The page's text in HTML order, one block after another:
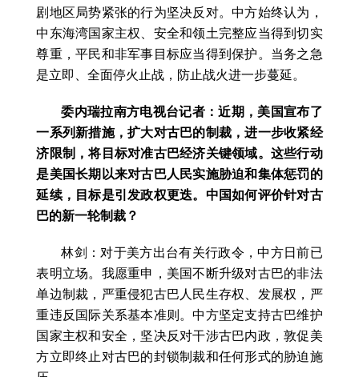
剧地区局势紧张的行为坚决反对。中方始终认为，
中东海湾国家主权、安全和领土完整应当得到切实
尊重，平民和非军事目标应当得到保护。当务之急
是立即、全面停火止战，防止战火进一步蔓延。
委内瑞拉南方电视台记者：近期，美国宣布了
一系列新措施，扩大对古巴的制裁，进一步收紧经
济限制，将目标对准古巴经济关键领域。这些行动
是美国长期以来对古巴人民实施胁迫和集体惩罚的
延续，目标是引发政权更迭。中国如何评价针对古
巴的新一轮制裁？
林剑：对于美方出台有关行政令，中方日前已
表明立场。我愿重申，美国不断升级对古巴的非法
单边制裁，严重侵犯古巴人民生存权、发展权，严
重违反国际关系基本准则。中方坚定支持古巴维护
国家主权和安全，坚决反对干涉古巴内政，敦促美
方立即终止对古巴的封锁制裁和任何形式的胁迫施